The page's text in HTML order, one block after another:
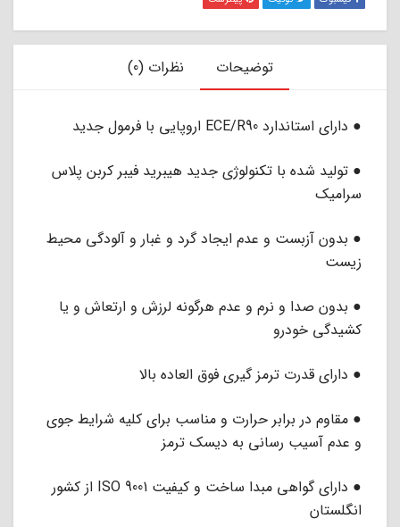
توضیحات نظرات (0)
● دارای استاندارد ECE/R90 اروپایی با فرمول جدید
● تولید شده با تکنولوژی جدید هیبرید فیبر کربن پلاس
سرامیک
● بدون آزبست و عدم ایجاد گرد و غبار و آلودگی محیط
زیست
● بدون صدا و نرم و عدم هرگونه لرزش و ارتعاش و یا
کشیدگی خودرو
● دارای قدرت ترمز گیری فوق العاده بالا
● مقاوم در برابر حرارت و مناسب برای کلیه شرایط جوی
و عدم آسیب رسانی به دیسک ترمز
● دارای گواهی مبدا ساخت و کیفیت ISO 9001 از کشور
انگلستان